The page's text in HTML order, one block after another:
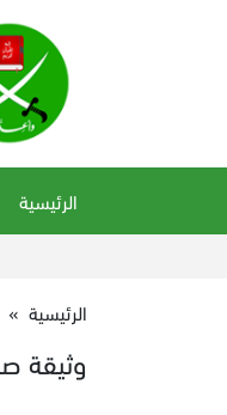
الرئيسية
الرئيسية »
وثيقة